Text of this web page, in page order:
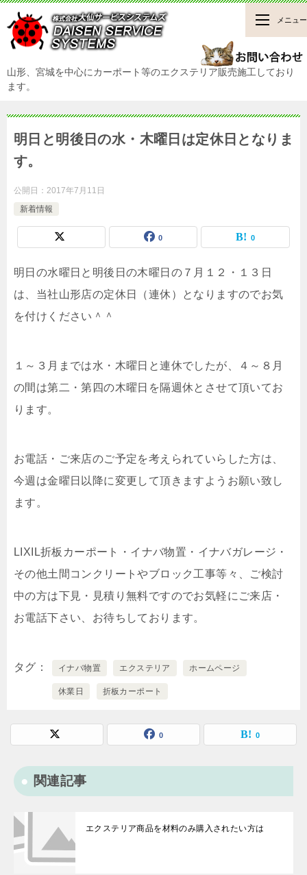
山形、宮城を中心にカーポート等のエクステリア販売施工しており
ます。
メニュー
明日と明後日の水・木曜日は定休日となりま
す。
公開日： 2017年7月11日
新着情報
0 0
明日の水曜日と明後日の木曜日の７月１２・１３日
は、当社山形店の定休日（連休）となりますのでお気
を付けください＾＾
１～３月までは水・木曜日と連休でしたが、４～８月
の間は第二・第四の木曜日を隔週休とさせて頂いてお
ります。
お電話・ご来店のご予定を考えられていらした方は、
今週は金曜日以降に変更して頂きますようお願い致し
ます。
LIXIL折板カーポート・イナバ物置・イナバガレージ・
その他土間コンクリートやブロック工事等々、ご検討
中の方は下見・見積り無料ですのでお気軽にご来店・
お電話下さい、お待ちしております。
タグ イナバ物置 エクステリア ホームページ
休業日 折板カーポート
0 0
関連記事
エクステリア商品を材料のみ購入されたい方は